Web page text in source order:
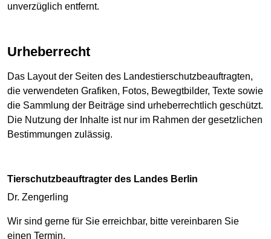
unverzüglich entfernt.
Urheberrecht
Das Layout der Seiten des Landestierschutzbeauftragten,
die verwendeten Grafiken, Fotos, Bewegtbilder, Texte sowie
die Sammlung der Beiträge sind urheberrechtlich geschützt.
Die Nutzung der Inhalte ist nur im Rahmen der gesetzlichen
Bestimmungen zulässig.
Tierschutzbeauftragter des Landes Berlin
Dr. Zengerling
Wir sind gerne für Sie erreichbar, bitte vereinbaren Sie
einen Termin.